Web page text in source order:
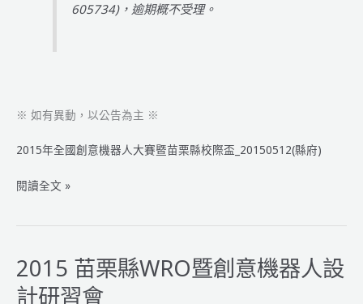
605734)，逾期概不受理。
※ 如有異動，以公告為主 ※
2015年全國創意機器人大賽暨苗栗縣校際盃_20150512(縣府)
2015
創
意
機
閱讀全文 »
2015 苗栗縣WRO暨創意機器人設
計研習會